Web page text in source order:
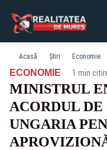
Acasă Știri Economie
ECONOMIE· 1 min
MINISTRUL
ACORDUL
UNGARIA